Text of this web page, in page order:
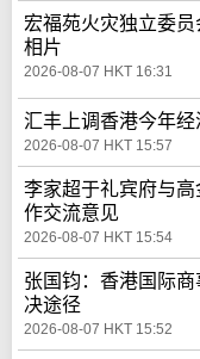
宏福苑火灾独立委
相片
2026-08-07 HKT 16:31
汇丰上调香港今年
2026-08-07 HKT 15:57
李家超于礼宾府与
作交流意见
2026-08-07 HKT 15:54
张国钧：香港国际
决途径
2026-08-07 HKT 15:52